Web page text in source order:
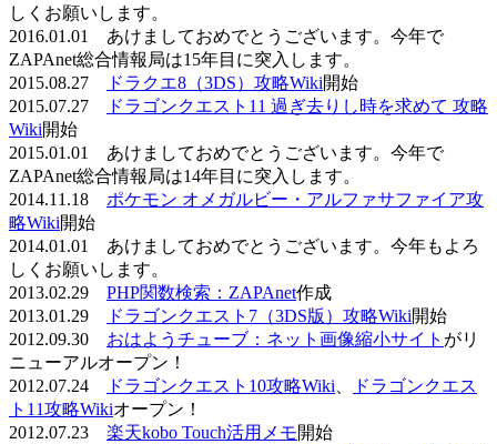
しくお願いします。
2016.01.01 あけましておめでとうございます。今年で
ZAPAnet総合情報局は15年目に突入します。
2015.08.27
ドラクエ8（3DS）攻略Wiki開始
2015.07.27
ドラゴンクエスト11 過ぎ去りし時を求めて 攻略
Wiki開始
2015.01.01 あけましておめでとうございます。今年で
ZAPAnet総合情報局は14年目に突入します。
2014.11.18 ポケモン オメガルビー・アルファサファイア攻
略Wiki開始
2014.01.01 あけましておめでとうございます。今年もよろ
しくお願いします。
2013.02.29 PHP関数検索：ZAPAnet作成
2013.01.29
ドラゴンクエスト7（3DS版）攻略Wiki開始
2012.09.30 おはようチューブ：ネット画像縮小サイト がリ
ニューアルオープン！
2012.07.24
ドラゴンクエスト10攻略Wiki
ドラゴンクエス
ト11攻略Wikiオープン！
2012.07.23 楽天kobo Touch活用メモ開始